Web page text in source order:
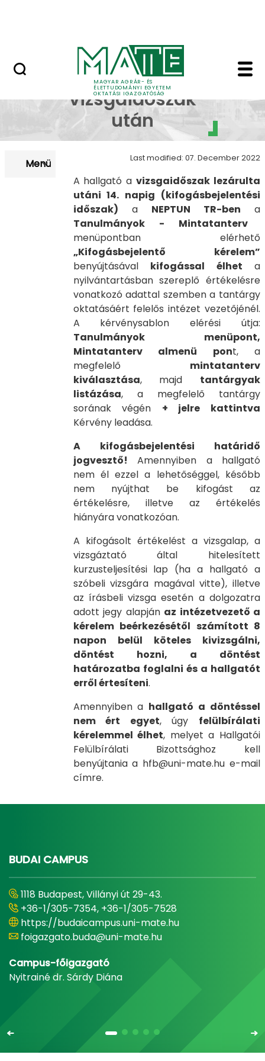
MAGYAR AGRÁR- ÉS
ÉLETTUDOMÁNYI EGYETEM
OKTATÁSI IGAZGATÓSÁG
Teendők aTeendők a
vizsgaidőszak
után
Menü Last modified: 07. December 2022
A hallgató avizsgaidőszak lezárulta
utáni 14. napig (kifogásbejelentési
időszak) a NEPTUN TR-ben a
Tanulmányok - Mintatanterv
menüpontban elérhető
„Kifogásbejelentő kérelem”
benyújtásával kifogással élhet a
nyilvántartásban szereplő értékelésre
vonatkozó adattal szemben a tantárgy
oktatásáért felelős intézet vezetőjénél.
A kérvénysablon elérési útja:
Tanulmányok menüpont,
Mintatanterv almenü pont, a
megfelelő mintatanterv
kiválasztása, majd tantárgyak
listázása, a megfelelő tantárgy
sorának végén + jelre kattintva
Kérvény leadása.
A kifogásbejelentési határidő
jogvesztő! Amennyiben a hallgató
nem él ezzel a lehetőséggel, később
nem nyújthat be kifogást az
értékelésre, illetve az értékelés
hiányára vonatkozóan.
A kifogásolt értékelést a vizsgalap, a
vizsgáztató által hitelesített
kurzusteljesítési lap (ha a hallgató a
szóbeli vizsgára magával vitte), illetve
az írásbeli vizsga esetén a dolgozatra
adott jegy alapján az intézetvezető a
kérelem beérkezésétől számított 8
napon belül köteles kivizsgálni,
döntést hozni, a döntést
határozatba foglalni és a hallgatót
erről értesíteni.
Amennyiben a hallgató a döntéssel
nem ért egyet, úgy felülbírálati
kérelemmel élhet, melyet a Hallgatói
Felülbírálati Bizottsághoz kell
benyújtania a hfb@uni-mate.hu e-mail
címre.
BUDAI CAMPUS
1118 Budapest, Villányi út 29-43.
+36-1/305-7354, +36-1/305-7528
https://budaicampus.uni-mate.hu
foigazgato.buda@uni-mate.hu
Campus-főigazgató
Nyitrainé dr. Sárdy Diána